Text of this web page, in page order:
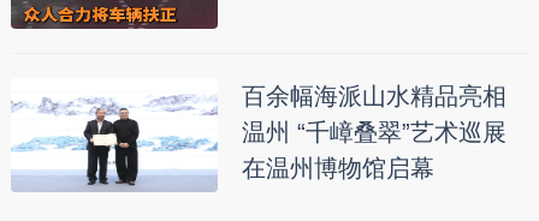
百余幅海派山水精品亮相
温州 “千嶂叠翠”艺术巡展
在温州博物馆启幕